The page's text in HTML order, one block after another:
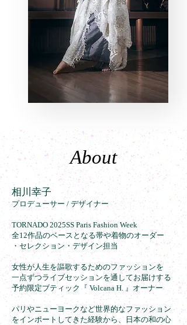
About
相川幸子
プロデューサー / デザイナー
TORNADO 2025SS Paris Fashion Week
全12作品のベースとなる帯や着物のオーダー
・セレクション・デザイン担当
女性が人生を謳歌するためのファッションを
一点ずつライブセッションを通してお届けする
予約限定ブティック『 Volcana H. 』オーナー
パリやニューヨークなど世界的なファッション
をインポートしてきた経験から、日本の和の心